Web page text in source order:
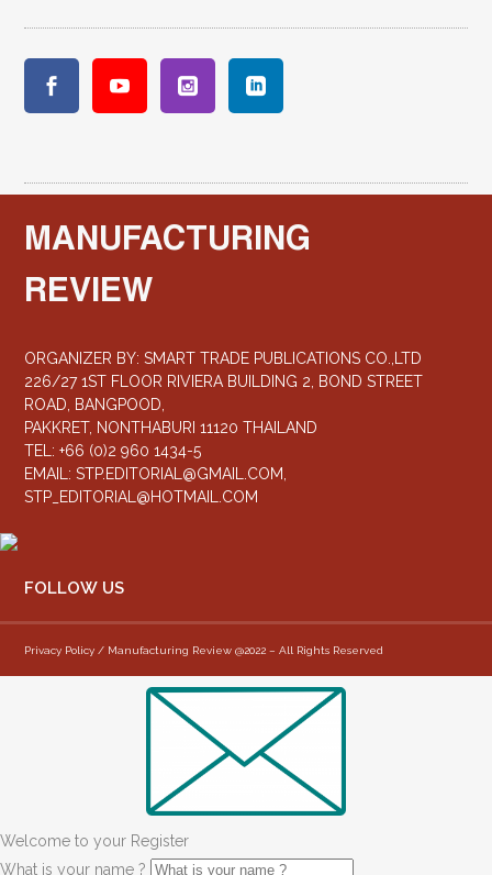
MANUFACTURING
REVIEW
ORGANIZER BY: SMART TRADE PUBLICATIONS CO.,LTD
226/27 1ST FLOOR RIVIERA BUILDING 2, BOND STREET
ROAD, BANGPOOD,
PAKKRET, NONTHABURI 11120 THAILAND
TEL: +66 (0)2 960 1434-5
EMAIL:STP.EDITORIAL@GMAIL.COM
STP_EDITORIAL@HOTMAIL.COM
FOLLOW US
Privacy Policy / Manufacturing Review @2022 – All Rights Reserved
Welcome to your Register
What is your name ?